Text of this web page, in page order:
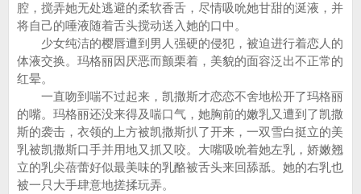
腔，搅弄她无处逃避的柔软香舌，尽情吸吮她甘甜的涎液，并
将自己的唾液随着舌头搅动送入她的口中。
少女纯洁的樱唇遭到男人强硬的侵犯，被迫进行着恋人的
体液交换。玛格丽因厌恶而颤栗着，美貌的面容泛出不正常的
红晕。
一直吻到喘不过起来，凯撒斯才恋恋不舍地松开了玛格丽
的嘴。玛格丽还没来得及喘口气，她胸前的嫩乳又遭到了凯撒
斯的袭击，衣领的上方被凯撒斯扒了开来，一双雪白挺立的美
乳被凯撒斯口手并用地又抓又咬。大嘴吸吮着她左乳，娇嫩翘
立的乳尖蓓蕾好似最美味的乳酪被舌头来回舔舐。她的右乳也
被一只大手肆意地搓揉玩弄。